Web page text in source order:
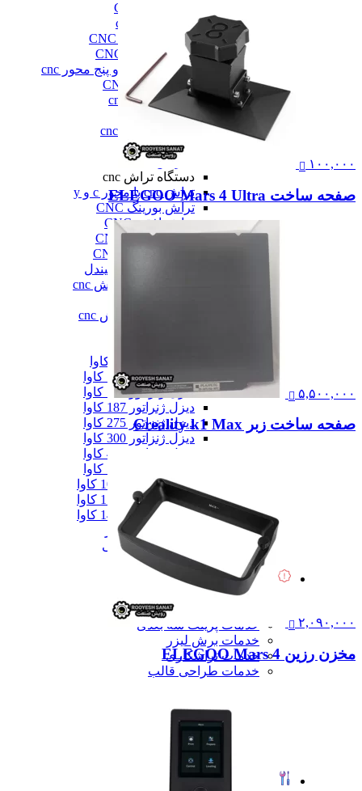
فرز بورینگ cnc
فرز دروازه ای CNC
فرز دنده زنی CNC
فرز سه، چهار و پنج محور cnc
فرز عمودی CNC
فرز معمولی cnc
فرز میل ترن
همه فرز cnc
دستگاه تراش cnc
دستگاه تراش cnc
تراش cnc با محور c و y
تراش بورینگ CNC
تراش افقی CNC
تراش سنگین CNC
تراش مولتی اسپیندل
دستگاه طول تراش cnc
همه دستگاه تراش cnc
دیزل ژنزاتور 100 کاوا
دیزل ژنراتور 125 کاوا
دیزل ژنراتور 187 کاوا
دیزل ژنزاتور 275 کاوا
دیزل ژنزاتور 300 کاوا
دیزل ژنزاتور 400 کاوا
دیزل ژنزاتور 1000 کاوا
دیزل ژنزاتور 1100 کاوا
دیزل ژنزاتور 1400 کاوا
همه دیزل ژنراتور
همه ماشین آلات صنعتی
همه محصولات
خدمات
خدمات
خدمات پرینت سه بعدی
خدمات برش لیزر
خدمات تراشکاری
خدمات طراحی قالب
خدمات فرزکاری
خدمات واترجت
خدمات خم کاری
همه خدمات
۱۰۰,۰۰۰
صفحه ساخت ELEGOO Mars 4 Ultra
۵,۵۰۰,۰۰۰
صفحه ساخت زبر Creality k1 Max
۲,۰۹۰,۰۰۰
مخزن رزین ELEGOO Mars 4